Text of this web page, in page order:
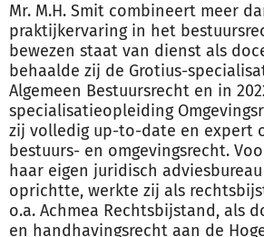
Mr. M.H. Smit combineert meer
praktijkervaring in het
bewezen staat van dienst als
behaalde zij de Grotius-
Algemeen Bestuursrecht en in
specialisatieopleiding
zij volledig up-to-date en expert
bestuurs- en omgevingsrecht.
haar eigen juridisch
oprichtte, werkte zij als
o.a. Achmea Rechtsbijstand, als
en handhavingsrecht aan de